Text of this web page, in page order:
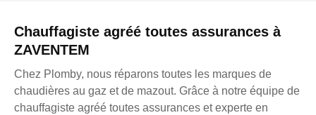
Chauffagiste agréé toutes assurances à
ZAVENTEM
Chez Plomby, nous réparons toutes les marques de
chaudières au gaz et de mazout. Grâce à notre équipe de
chauffagiste agréé toutes assurances et experte en